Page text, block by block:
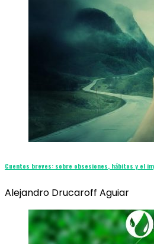
Cuentos breves: sobre obsesiones, hábitos y el
Alejandro Drucaroff Aguiar